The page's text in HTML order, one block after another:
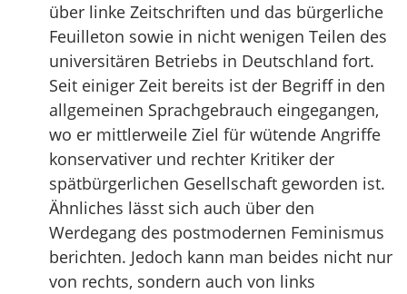
über linke Zeitschriften und das bürgerliche
Feuilleton sowie in nicht wenigen Teilen des
universitären Betriebs in Deutschland fort.
Seit einiger Zeit bereits ist der Begriff in den
allgemeinen Sprachgebrauch eingegangen,
wo er mittlerweile Ziel für wütende Angriffe
konservativer und rechter Kritiker der
spätbürgerlichen Gesellschaft geworden ist.
Ähnliches lässt sich auch über den
Werdegang des postmodernen Feminismus
berichten. Jedoch kann man beides nicht nur
von rechts, sondern auch von links